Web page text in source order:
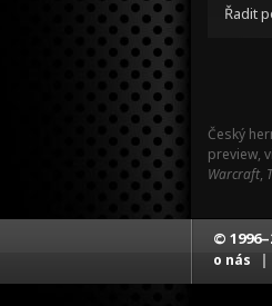
Řadit
Český
preview,
Warcraft,
©
o nás |